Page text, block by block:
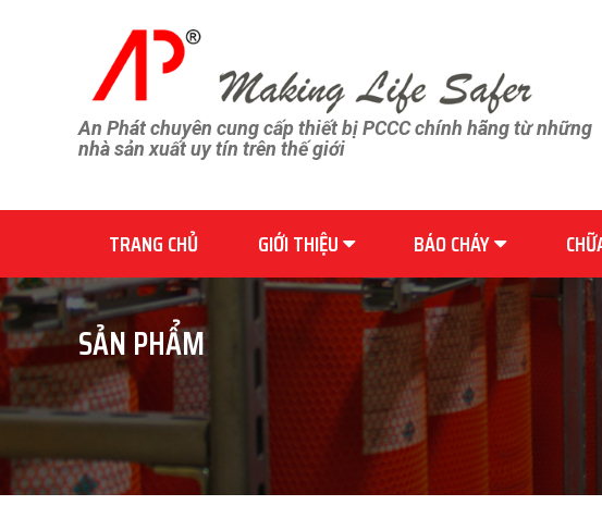
An Phát chuyên cung cấp thiết bị PCCC chính hãng từ những
nhà sản xuất uy tín trên thế giới
TRANG CHỦ GIỚI THIỆU BÁO CHÁY
SẢN PHẨM